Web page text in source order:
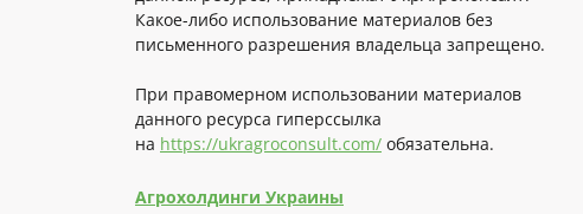
Какое-либо использование материалов без
письменного разрешения владельца запрещено.
При правомерном использовании материалов
данного ресурса гиперссылка
на https://ukragroconsult.com/ обязательна.
Агрохолдинги Украины